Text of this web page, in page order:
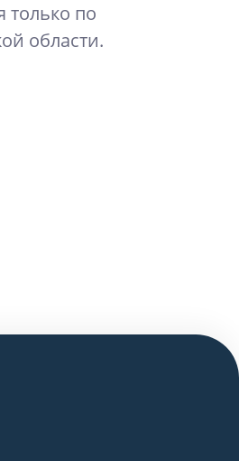
только по
области.